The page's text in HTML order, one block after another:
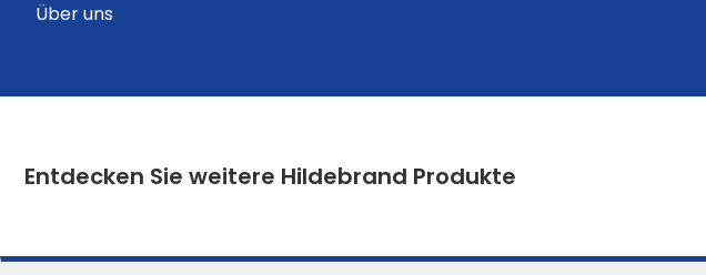
Über uns
Entdecken Sie weitere Hildebrand Produkte